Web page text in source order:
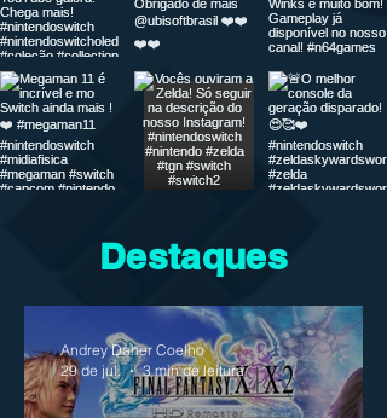
Destaques
Andrey Daher Coelho
29 de jul.
3 min de leitura